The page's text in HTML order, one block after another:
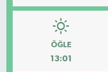
ÖĞLE
13:01